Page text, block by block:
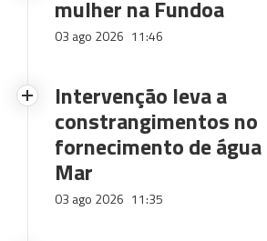
mulher na Fundoa
03 ago 2026 11:46
Intervenção leva a
constrangimentos no
fornecimento de água
Mar
03 ago 2026 11:35